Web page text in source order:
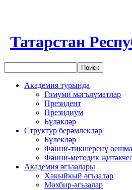
Татарстан
Академия турында
Гомуми мәгълүматлар
Президент
Президиум
Бүләкләр
Структур берәмлекләр
Бүлекләр
Фәнни-тикшеренү
Фәнни-методик
Академия әгъзалары
Хакыйкый әгъзалар
Мөхбир-әгьзалар